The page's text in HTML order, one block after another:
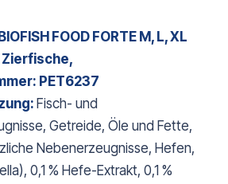
FOOD FORTE M, L, XL
PET6237
Fisch- und
Getreide, Öle und Fette,
Nebenerzeugnisse, Hefen,
0,1 % Hefe-Extrakt, 0,1 %